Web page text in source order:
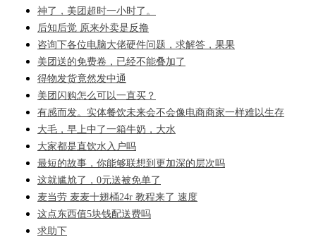
神了，美团超时一小时了。
后知后觉 原来外卖是反撸
咨询下各位电脑大佬硬件问题，求解答，果果
美团送的免费卷，已经不能叠加了
得物发货竟然发中通
美团闪购怎么可以一直买？
有感而发。实体餐饮未来会不会像电商商家一样难以生存
大毛，早上中了一箱牛奶，大水
大家都是直饮水入户吗
最短的故事，你能够联想到更加深的层次吗
这就尴尬了，0元送被免单了
麦当劳 麦麦十翅桶24r 教程来了 速度
这点东西值5块钱配送费吗
求助下